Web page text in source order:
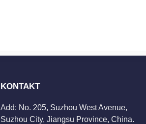
KONTAKT
Add: No. 205, Suzhou West Avenue,
Suzhou City, Jiangsu Province, China.